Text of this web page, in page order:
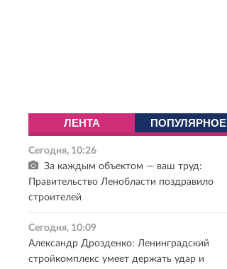
ЛЕНТА ПОПУЛЯРНОЕ
Сегодня, 10:26
За каждым объектом — ваш труд:
Правительство Ленобласти поздравило
строителей
Сегодня, 10:09
Александр Дрозденко: Ленинградский
стройкомплекс умеет держать удар и